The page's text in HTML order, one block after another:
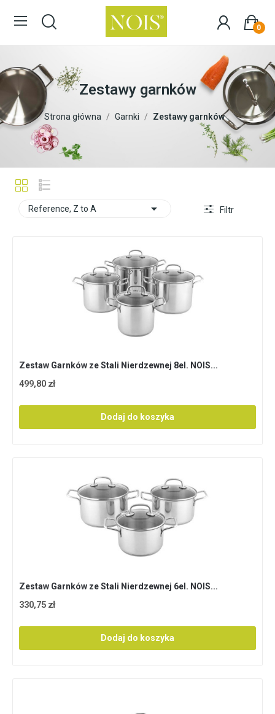
0
Zestawy garnków
Strona główna Garnki Zestawy garnków
Reference, Z to A  Filtr
Zestaw Garnków ze Stali Nierdzewnej 8el. NOIS...
499,80 zł
Dodaj do koszyka
Zestaw Garnków ze Stali Nierdzewnej 6el. NOIS...
330,75 zł
Dodaj do koszyka